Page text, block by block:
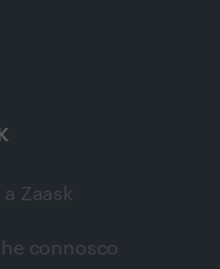
Zaask
connosco